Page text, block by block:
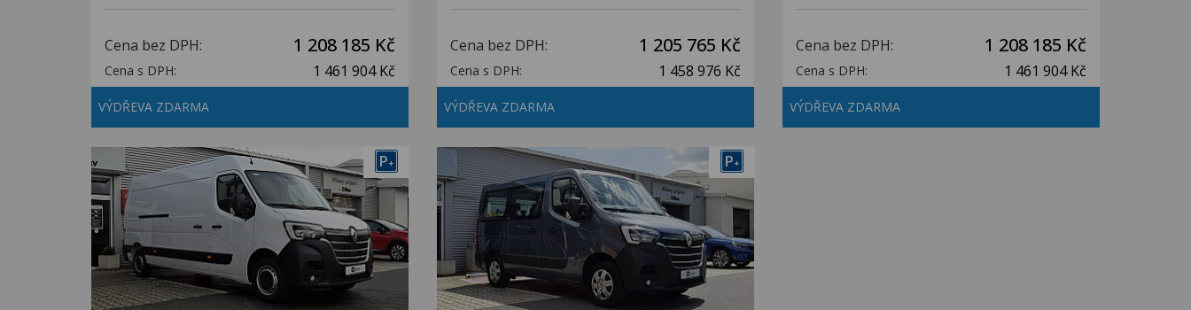
Cena bez DPH: 1 208 185 Kč
Cena s DPH: 1 461 904 Kč
VÝDŘEVA ZDARMA
Cena bez DPH: 1 205 765 Kč
Cena s DPH: 1 458 976 Kč
VÝDŘEVA ZDARMA
Cena bez DPH: 1 208 185 Kč
Cena s DPH: 1 461 904 Kč
VÝDŘEVA ZDARMA
P+ P+